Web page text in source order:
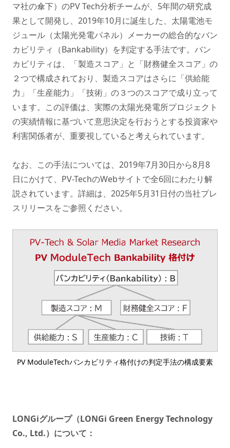
マ社の傘下）のPV Tech分析チームが、5年間の研究成
果として開発し、2019年10月に誕生した、太陽電池モ
ジュール（太陽光発電パネル）メーカーの総合的なバン
カビリティ（Bankability）を判定する手法です。バン
カビリティは、「製造スコア」と「財務健全スコア」の
２つで構成されており、製造スコアはさらに「供給能
力」「生産能力」「技術」の３つのスコアで成り立って
います。この評価は、実際の太陽光発電所プロジェクト
の実績情報に基づいて意思決定を行おうとする投資家や
利害関係者が、重要視していると考えられています。
なお、この手法については、2019年7月30日から8月8
日にかけて、PV-TechのWebサイトで全6回にわたり解
説されています。詳細は、2025年5月31日付の当社プレ
スリリースをご参照ください。
PV ModuleTechバンカビリティ格付けの判定手法の構成要素
LONGiグループ（LONGi Green Energy Technology
Co., Ltd.）について：